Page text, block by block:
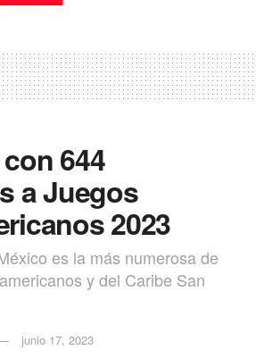
644
a Juegos
2023
es la más numerosa de
y del Caribe San
junio 17, 2023